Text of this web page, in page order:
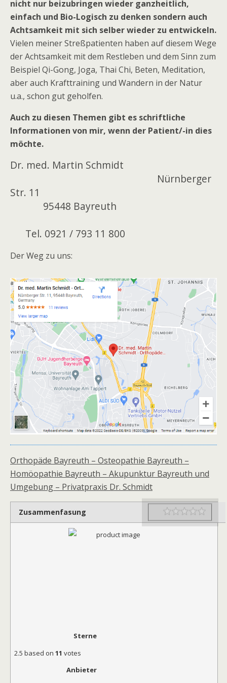
nicht nur beizubringen wieder ganzheitlich,
einfach und Bio-Logisch zu denken sondern auch
Achtsamkeit mit sich selber wieder zu entwickeln.
Vielen meiner Streßpatienten haben auf diesem Wege
der Achtsamkeit mit dem Restleben und dem Sinn zum
Beispiel Qi-Gong, Joga, Thai Chi, Beten, Meditation,
aber auch Krafttraining und Wandern in der Natur
u.a., schon gut geholfen.
Auch zu diesen Themen gibt es schriftliche
Informationen von mir, wenn der Patient/-in dies
möchte.
Dr. med. Martin Schmidt
Nürnberger
Str. 11
95448 Bayreuth
Tel. 0921 / 793 11 800
Der Weg zu uns:
Orthopäde Bayreuth – Osteopathie Bayreuth –
Homöopathie Bayreuth – Akupunktur Bayreuth und
Umgebung – Privatpraxis Dr. Schmidt
Zusammenfasung Rating
Sterne
2.5 based on 11 votes
Anbieter